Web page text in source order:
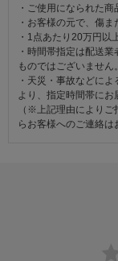
・ご使用になられた商
・お客様の元で、傷
・1点あたり20万円以
・時間帯指定は配送
ものではございません
・天災・事故などに
より、指定時間帯にお
（※上記理由により
らお客様へのご連絡は